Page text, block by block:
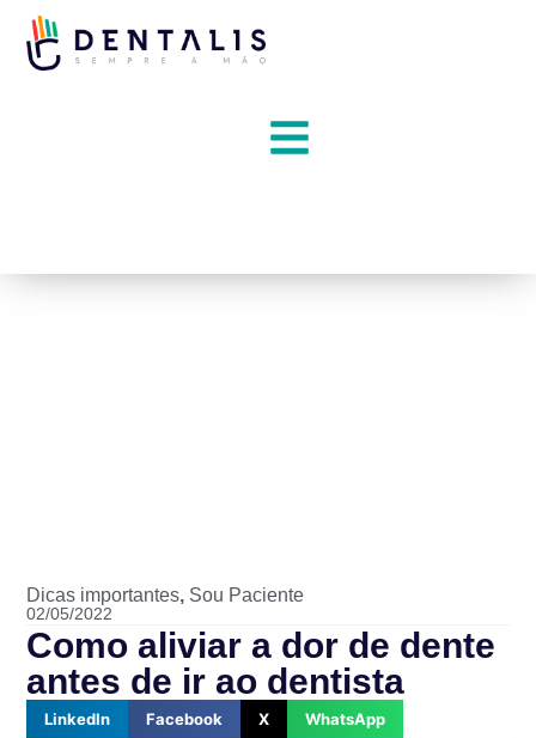
Dicas importantes, Sou Paciente
02/05/2022
Como aliviar a dor de dente
antes de ir ao dentista
LinkedIn Facebook X WhatsApp